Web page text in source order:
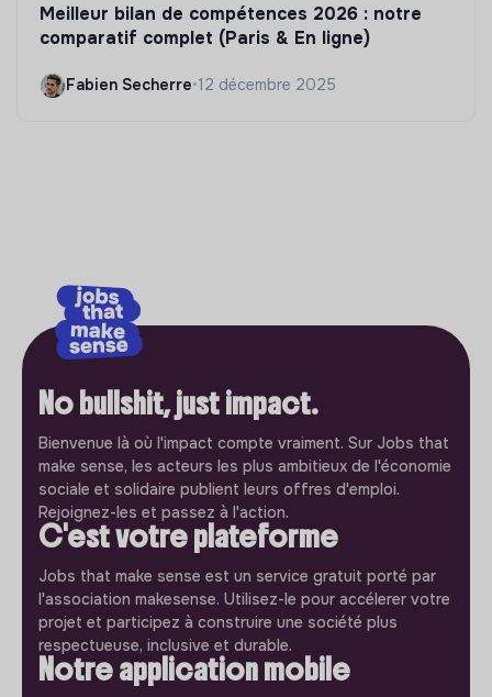
Meilleur bilan de compétences 2026 : notre
comparatif complet (Paris & En ligne)
Fabien Secherre•12 décembre 2025
No bullshit, just impact.
Bienvenue là où l'impact compte vraiment. Sur Jobs that
make sense, les acteurs les plus ambitieux de l'économie
sociale et solidaire publient leurs offres d'emploi.
Rejoignez-les et passez à l'action.
C'est votre plateforme
Jobs that make sense est un service gratuit porté par
l'association makesense. Utilisez-le pour accélerer votre
projet et participez à construire une société plus
respectueuse, inclusive et durable.
Notre application mobile